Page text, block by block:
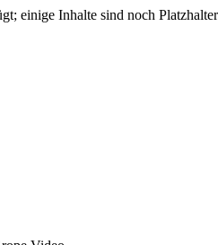
einige Inhalte sind noch